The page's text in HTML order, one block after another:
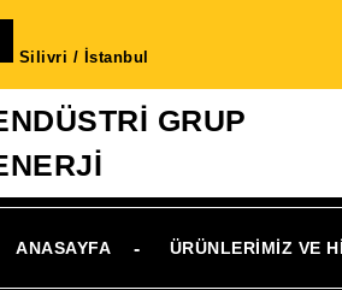
Silivri / İstanbul
GRUP
ANASAYFA ÜRÜNLERIMIZ VE